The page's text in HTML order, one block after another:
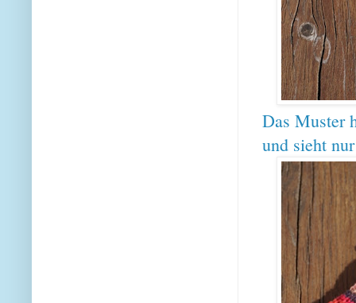
Das Muster
und sieht